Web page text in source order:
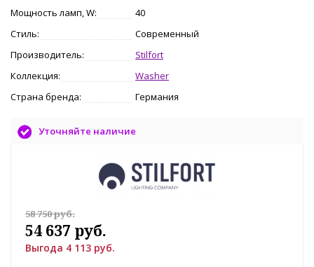
Мощность ламп, W:
40
Стиль:
Современный
Производитель:
Stilfort
Коллекция:
Washer
Страна бренда:
Германия
Уточняйте наличие
58 750 руб.
54 637 руб.
Выгода 4 113 руб.